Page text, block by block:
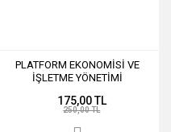
PLATFORM EKONOMİSİ VE
İŞLETME YÖNETİMİ
175,00 TL
250,00 TL